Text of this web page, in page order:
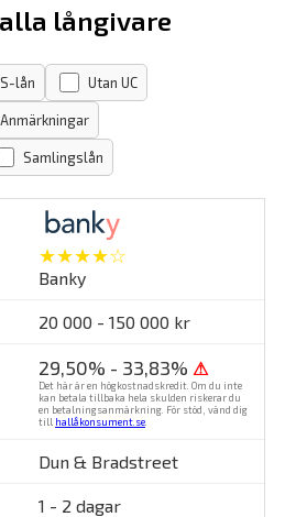
långivare
lån Utan UC
Anmärkningar
Samlingslån
★★★★☆
Banky
20 000 - 150 000 kr
29,50% - 33,83% ⚠
Det här är en högkostnadskredit. Om du inte
kan betala tillbaka hela skulden riskerar du
en betalningsanmärkning. För stöd, vänd dig
till hallåkonsument.se
Dun & Bradstreet
1 - 2 dagar